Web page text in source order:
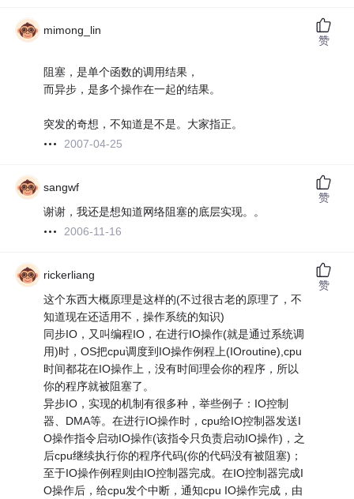
mimong_lin
阻塞，是单个函数的调用结果，
而异步，是多个操作在一起的结果。
突发的奇想，不知道是不是。大家指正。
2007-04-25
赞
sangwf
谢谢，我还是想知道网络阻塞的底层实现。。
2006-11-16
赞
rickerliang
这个东西大概原理是这样的(不过很古老的原理了，不
知道现在还适用不，操作系统的知识)
同步IO，又叫编程IO，在进行IO操作(就是通过系统调
用)时，OS把cpu调度到IO操作例程上(IOroutine),cpu
时间都花在IO操作上，没有时间理会你的程序，所以
你的程序就被阻塞了。
异步IO，实现的机制有很多种，举些例子：IO控制
器、DMA等。在进行IO操作时，cpu给IO控制器发送I
O操作指令启动IO操作(该指令只负责启动IO操作)，之
后cpu继续执行你的程序代码(你的代码没有被阻塞)；
至于IO操作例程则由IO控制器完成。在IO控制器完成I
O操作后，给cpu发个中断，通知cpu IO操作完成，由
赞